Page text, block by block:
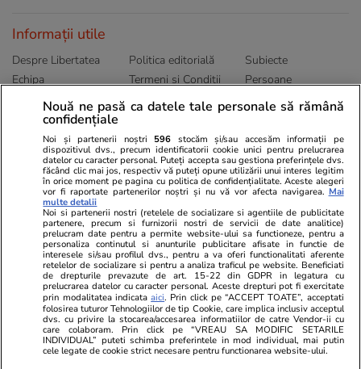
Informații utile
Despre Libertatea
Echipa
Publicitate
Politica de
Politica editorială
Termeni și Conditii
Abonamente
Subiecte
Persoane
Sitemap
Ringier România
Libertatea pentru
Unica.ro
Program TV
Avantaje
ELLE
Gazeta Sporturilor
Stiri mondene
Calculator sarcina
Ajută Copiii
Locuri de muncă
Imobiliare.ro
Jobradar24
Imoradar24
Colecții Libertatea
Pariază responsabil! Decizia ONJN nr. 821/25.09.2025.
Jocurile de noroc sunt interzise minorilor.
© 2026 Ringier Romania. Toate drepturile rezervate
Nouă ne pasă ca datele tale personale să rămână
confidențiale
Noi și partenerii noștri 596 stocăm și/sau accesăm informații pe
dispozitivul dvs., precum identificatorii cookie unici pentru prelucrarea
datelor cu caracter personal. Puteți accepta sau gestiona preferințele dvs.
făcând clic mai jos, respectiv vă puteți opune utilizării unui interes legitim
în orice moment pe pagina cu politica de confidențialitate. Aceste alegeri
vor fi raportate partenerilor noștri și nu vă vor afecta navigarea. Mai
multe detalii
Noi si partenerii nostri (retelele de socializare si agentiile de publicitate
partenere, precum si furnizorii nostri de servicii de date analitice)
prelucram date pentru a permite website-ului sa functioneze, pentru a
personaliza continutul si anunturile publicitare afisate in functie de
interesele si/sau profilul dvs., pentru a va oferi functionalitati aferente
retelelor de socializare si pentru a analiza traficul pe website. Beneficiati
de drepturile prevazute de art. 15-22 din GDPR in legatura cu
prelucrarea datelor cu caracter personal. Aceste drepturi pot fi exercitate
prin modalitatea indicataaici. Prin click pe “ACCEPT TOATE”, acceptati
folosirea tuturor Tehnologiilor de tip Cookie, care implica inclusiv acceptul
dvs. cu privire la stocarea/accesarea informatiilor de catre Vendor-ii cu
care colaboram. Prin click pe “VREAU SA MODIFIC SETARILE
INDIVIDUAL” puteti schimba preferintele in mod individual, mai putin
cele legate de cookie strict necesare pentru functionarea website-ului.